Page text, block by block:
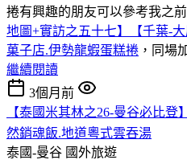
捲有興趣的朋友可以參考我之
地圖+實訪之五十七】【千葉-
菓子店.伊勢龍蝦蛋糕捲 ，同場
繼續閱讀
3個月前
【泰國米其林之26-曼谷必比
然銷魂飯.地道粵式雲吞湯
泰國-曼谷 國外旅遊